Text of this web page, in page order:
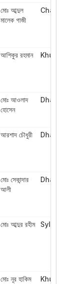
মোঃ আব্দুল
মালেক গাজী
আশিকুর রহমান Khulna
মোঃ আওলাদ
হোসেন
Dhaka
আরশাদ চৌধুরী Dhaka
মোঃ সেকান্দার
আলী
Dhaka
মোঃ আব্দুর রহীম Sylhet
মোঃ নূর হাকিম Khulna